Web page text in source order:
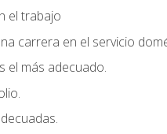
el trabajo
carrera en el servicio
el más adecuado.